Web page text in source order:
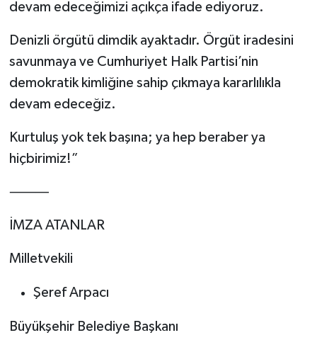
devam edeceğimizi açıkça ifade ediyoruz.
Denizli örgütü dimdik ayaktadır. Örgüt iradesini
savunmaya ve Cumhuriyet Halk Partisi’nin
demokratik kimliğine sahip çıkmaya kararlılıkla
devam edeceğiz.
Kurtuluş yok tek başına; ya hep beraber ya
hiçbirimiz!”
⸻
İMZA ATANLAR
Milletvekili
Şeref Arpacı
Büyükşehir Belediye Başkanı